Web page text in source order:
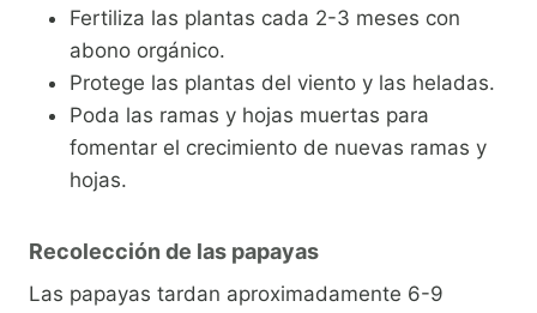
Fertiliza las plantas cada 2-3 meses con
abono orgánico.
Protege las plantas del viento y las heladas.
Poda las ramas y hojas muertas para
fomentar el crecimiento de nuevas ramas y
hojas.
Recolección de las papayas
Las papayas tardan aproximadamente 6-9